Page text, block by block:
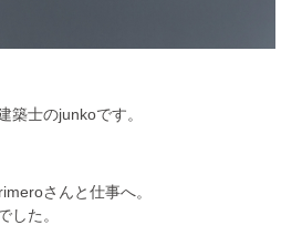
築士のjunkoです。
さんと仕事へ。
した。